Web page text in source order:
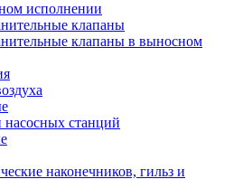
исполнении
клапаны
клапаны в выносном
станций
наконечников, гильз и